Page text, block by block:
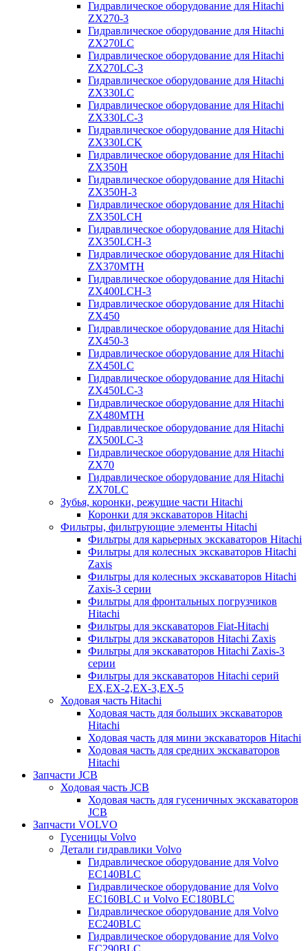
Гидравлическое оборудование для Hitachi
ZX270-3
Гидравлическое оборудование для Hitachi
ZX270LC
Гидравлическое оборудование для Hitachi
ZX270LC-3
Гидравлическое оборудование для Hitachi
ZX330LC
Гидравлическое оборудование для Hitachi
ZX330LC-3
Гидравлическое оборудование для Hitachi
ZX330LCK
Гидравлическое оборудование для Hitachi
ZX350H
Гидравлическое оборудование для Hitachi
ZX350H-3
Гидравлическое оборудование для Hitachi
ZX350LCH
Гидравлическое оборудование для Hitachi
ZX350LCH-3
Гидравлическое оборудование для Hitachi
ZX370MTH
Гидравлическое оборудование для Hitachi
ZX400LCH-3
Гидравлическое оборудование для Hitachi
ZX450
Гидравлическое оборудование для Hitachi
ZX450-3
Гидравлическое оборудование для Hitachi
ZX450LC
Гидравлическое оборудование для Hitachi
ZX450LC-3
Гидравлическое оборудование для Hitachi
ZX480MTH
Гидравлическое оборудование для Hitachi
ZX500LC-3
Гидравлическое оборудование для Hitachi
ZX70
Гидравлическое оборудование для Hitachi
ZX70LC
Зубья, коронки, режущие части Hitachi
Коронки для экскаваторов Hitachi
Фильтры, фильтрующие элементы Hitachi
Фильтры для карьерных экскаваторов Hitachi
Фильтры для колесных экскаваторов Hitachi
Zaxis
Фильтры для колесных экскаваторов Hitachi
Zaxis-3 серии
Фильтры для фронтальных погрузчиков
Hitachi
Фильтры для экскаваторов Fiat-Hitachi
Фильтры для экскаваторов Hitachi Zaxis
Фильтры для экскаваторов Hitachi Zaxis-3
серии
Фильтры для экскаваторов Hitachi серий
EX,EX-2,EX-3,EX-5
Ходовая часть Hitachi
Ходовая часть для больших экскаваторов
Hitachi
Ходовая часть для мини экскаваторов Hitachi
Ходовая часть для средних экскаваторов
Hitachi
Запчасти JCB
Ходовая часть JCB
Ходовая часть для гусеничных экскаваторов
JCB
Запчасти VOLVO
Гусеницы Volvo
Детали гидравлики Volvo
Гидравлическое оборудование для Volvo
EC140BLC
Гидравлическое оборудование для Volvo
EC160BLC и Volvo EC180BLC
Гидравлическое оборудование для Volvo
EC240BLC
Гидравлическое оборудование для Volvo
EC290BLC